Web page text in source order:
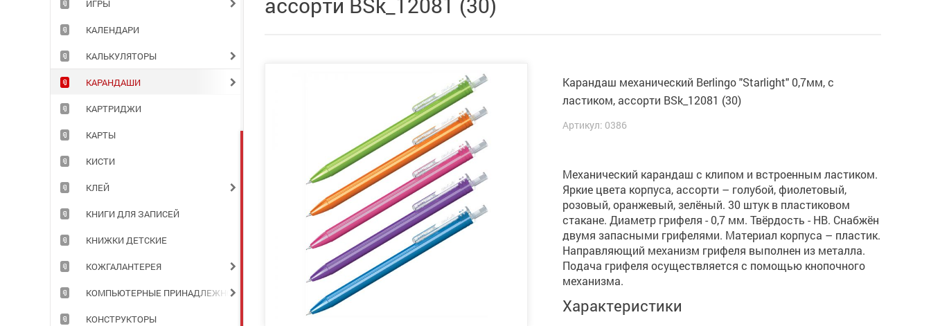
ИГРЫ
КАЛЕНДАРИ
КАЛЬКУЛЯТОРЫ
КАРАНДАШИ
КАРТРИДЖИ
КАРТЫ
КИСТИ
КЛЕЙ
КНИГИ ДЛЯ ЗАПИСЕЙ
КНИЖКИ ДЕТСКИЕ
КОЖГАЛАНТЕРЕЯ
КОМПЬЮТЕРНЫЕ ПРИНАДЛЕЖНОСТИ
КОНСТРУКТОРЫ
Карандаш механический Berlingo "Starlight" 0,7мм, с
ластиком, ассорти BSk_12081 (30)
Артикул: 0386
Механический карандаш с клипом и встроенным ластиком.
Яркие цвета корпуса, ассорти – голубой, фиолетовый,
розовый, оранжевый, зелёный. 30 штук в пластиковом
стакане. Диаметр грифеля - 0,7 мм. Твёрдость - HB. Снабжён
двумя запасными грифелями. Материал корпуса – пластик.
Направляющий механизм грифеля выполнен из металла.
Подача грифеля осуществляется с помощью кнопочного
механизма.
Характеристики